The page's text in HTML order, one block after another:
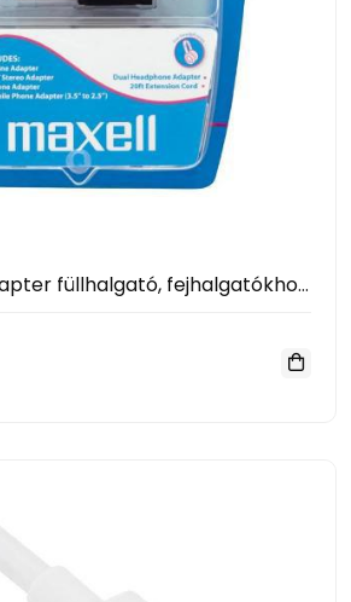
Maxell utazó adapter füllhalgató, fejhalgatókhoz(headphone adapter kit)